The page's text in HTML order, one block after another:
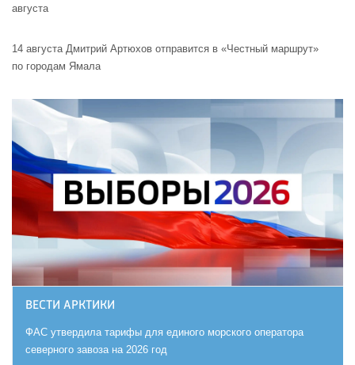
августа
14 августа Дмитрий Артюхов отправится в «Честный маршрут»
по городам Ямала
ВЕСТИ АРКТИКИ
ФАС утвердила тарифы для единого морского оператора
северного завоза на 2026 год